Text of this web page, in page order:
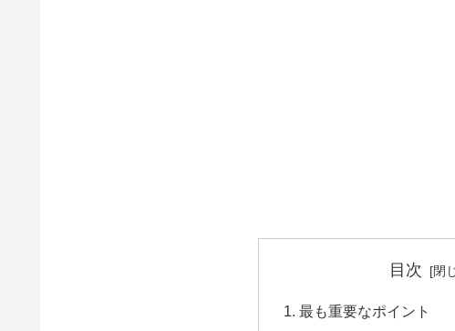
目次
最も重要なポイント